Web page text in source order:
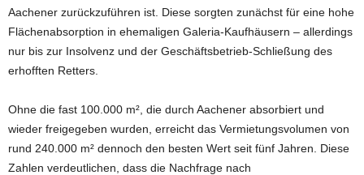
Aachener zurückzuführen ist. Diese sorgten zunächst für eine hohe
Flächenabsorption in ehemaligen Galeria-Kaufhäusern – allerdings
nur bis zur Insolvenz und der Geschäftsbetrieb-Schließung des
erhofften Retters.
Ohne die fast 100.000 m², die durch Aachener absorbiert und
wieder freigegeben wurden, erreicht das Vermietungsvolumen von
rund 240.000 m² dennoch den besten Wert seit fünf Jahren. Diese
Zahlen verdeutlichen, dass die Nachfrage nach